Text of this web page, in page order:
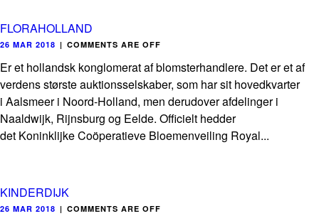
FLORAHOLLAND
26 MAR 2018 | COMMENTS ARE OFF
Er et hollandsk konglomerat af blomsterhandlere. Det er et af
verdens største auktionsselskaber, som har sit hovedkvarter
i Aalsmeer i Noord-Holland, men derudover afdelinger i
Naaldwijk, Rijnsburg og Eelde. Officielt hedder
det Koninklijke Coöperatieve Bloemenveiling Royal...
KINDERDIJK
26 MAR 2018 | COMMENTS ARE OFF